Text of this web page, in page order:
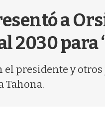
a
2030 para
el presidente y
Tahona.